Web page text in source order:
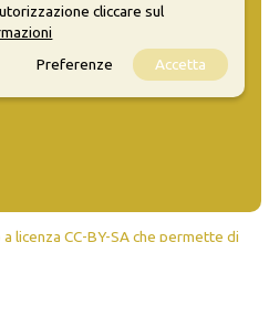
licenza CC-BY-SA che permette di
cliccare sul
Preferenze
Accetta